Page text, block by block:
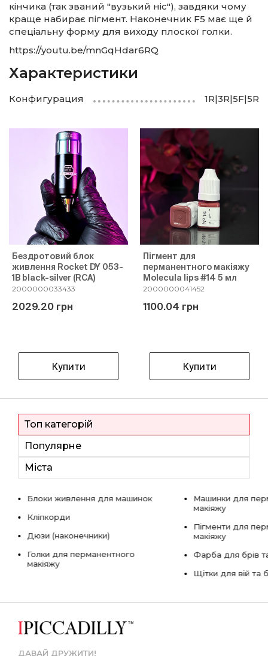
кінчика (так званий "вузький ніс"), завдяки чому
краще набирає пігмент. Наконечник F5 має ще й
спеціальну форму для виходу плоскої голки.
https://youtu.be/mnGqHdar6RQ
Характеристики
Конфигурация 1R|3R|5F|5R
Бездротовий блок
живлення Rocket DY 053-
1B black-silver (RCA)
2000000033433
2029.20 грн
Купити
Пігмент для
перманентного макіяжу
Molecula lips #14 5 мл
2000000041452
1100.04 грн
Купити
Топ категорій
Популярне
Міста
Блоки живлення для машинок
Кліпкорди
Дюзи (наконечники)
Голки для перманентного
макіяжу
Машинки для
макіяжу
Пігменти для
макіяжу
Фарба для брів
Щітки для вій та
ДАВАЙ ДРУЖИТИ!